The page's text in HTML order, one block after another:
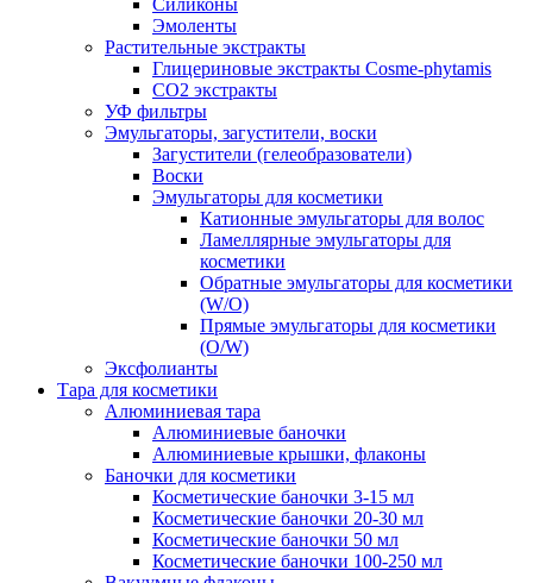
Силиконы
Эмоленты
Растительные экстракты
Глицериновые экстракты Cosme-phytamis
СО2 экстракты
УФ фильтры
Эмульгаторы, загустители, воски
Загустители (гелеобразователи)
Воски
Эмульгаторы для косметики
Катионные эмульгаторы для волос
Ламеллярные эмульгаторы для
косметики
Обратные эмульгаторы для косметики
(W/O)
Прямые эмульгаторы для косметики
(O/W)
Эксфолианты
Тара для косметики
Алюминиевая тара
Алюминиевые баночки
Алюминиевые крышки, флаконы
Баночки для косметики
Косметические баночки 3-15 мл
Косметические баночки 20-30 мл
Косметические баночки 50 мл
Косметические баночки 100-250 мл